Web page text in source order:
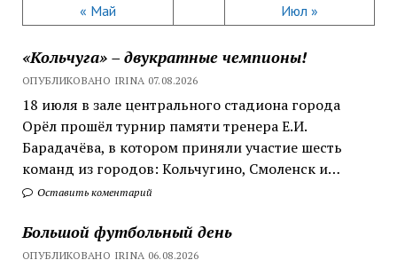
« Май Июл »
«Кольчуга» – двукратные чемпионы!
ОПУБЛИКОВАНО IRINA 07.08.2026
18 июля в зале центрального стадиона города
Орёл прошёл турнир памяти тренера Е.И.
Барадачёва, в котором приняли участие шесть
команд из городов: Кольчугино, Смоленск и…
Оставить коментарий
Большой футбольный день
ОПУБЛИКОВАНО IRINA 06.08.2026